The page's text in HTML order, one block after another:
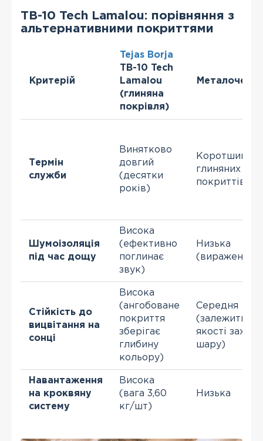
TB-10 Tech Lamalou: порівняння з
альтернативними покриттями
Критерій
Tejas Borja
TB-10 Tech
Lamalou
(глиняна
покрівля)
Термін
служби
Винятково
довгий
(десятки
років)
Коротший,
глиняних
покриттів
Шумоізоляція
під час дощу
Висока
(ефективно
поглинає
звук)
Низька
(виражений
Стійкість до
вицвітання на
сонці
Висока
(ангобоване
покриття
зберігає
глибину
кольору)
Середня
(залежить
якості
шару)
Навантаження
на кроквяну
систему
Висока
(вага 3,60
кг/шт)
Низька